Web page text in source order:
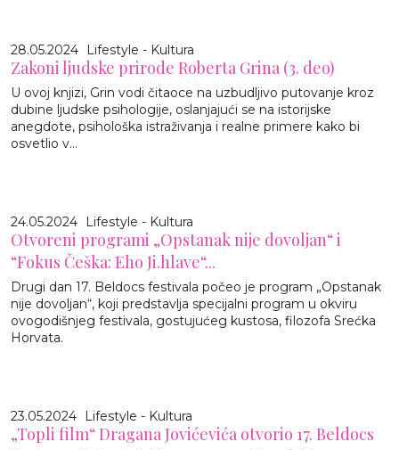
28.05.2024 Lifestyle - Kultura
Zakoni ljudske prirode Roberta Grina (3. deo)
U ovoj knjizi, Grin vodi čitaoce na uzbudljivo putovanje kroz
dubine ljudske psihologije, oslanjajući se na istorijske
anegdote, psihološka istraživanja i realne primere kako bi
osvetlio v...
24.05.2024 Lifestyle - Kultura
Otvoreni programi „Opstanak nije dovoljan“ i
“Fokus Češka: Eho Ji.hlave“...
Drugi dan 17. Beldocs festivala počeo je program „Opstanak
nije dovoljan“, koji predstavlja specijalni program u okviru
ovogodišnjeg festivala, gostujućeg kustosa, filozofa Srećka
Horvata.
23.05.2024 Lifestyle - Kultura
„Topli film“ Dragana Jovićevića otvorio 17. Beldocs